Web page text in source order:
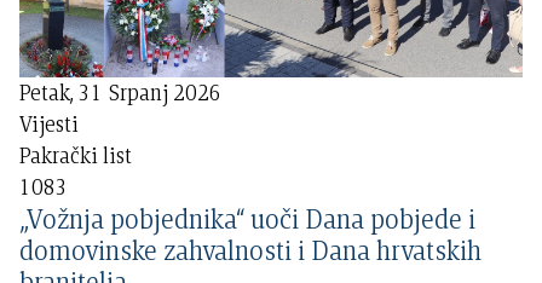
Petak, 31 Srpanj 2026
Vijesti
Pakrački list
1083
„Vožnja pobjednika“ uoči Dana pobjede i
domovinske zahvalnosti i Dana hrvatskih